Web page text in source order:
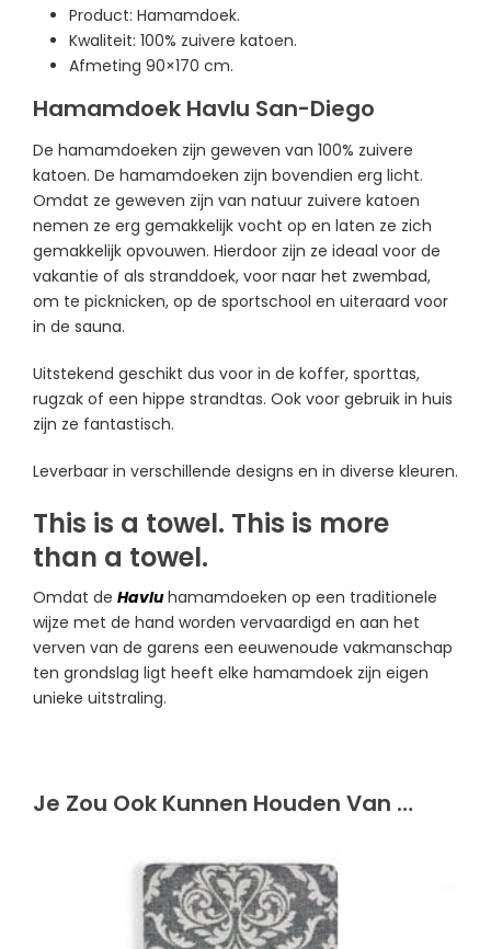
Product: Hamamdoek.
Kwaliteit: 100% zuivere katoen.
Afmeting 90×170 cm.
Hamamdoek Havlu San-Diego
De hamamdoeken zijn geweven van 100% zuivere
katoen. De hamamdoeken zijn bovendien erg licht.
Omdat ze geweven zijn van natuur zuivere katoen
nemen ze erg gemakkelijk vocht op en laten ze zich
gemakkelijk opvouwen. Hierdoor zijn ze ideaal voor de
vakantie of als stranddoek, voor naar het zwembad,
om te picknicken, op de sportschool en uiteraard voor
in de sauna.
Uitstekend geschikt dus voor in de koffer, sporttas,
rugzak of een hippe strandtas. Ook voor gebruik in huis
zijn ze fantastisch.
Leverbaar in verschillende designs en in diverse kleuren.
This is a towel. This is more
than a towel.
Omdat de Havluhamamdoeken op een traditionele
wijze met de hand worden vervaardigd en aan het
verven van de garens een eeuwenoude vakmanschap
ten grondslag ligt heeft elke hamamdoek zijn eigen
unieke uitstraling.
Je Zou Ook Kunnen Houden Van …